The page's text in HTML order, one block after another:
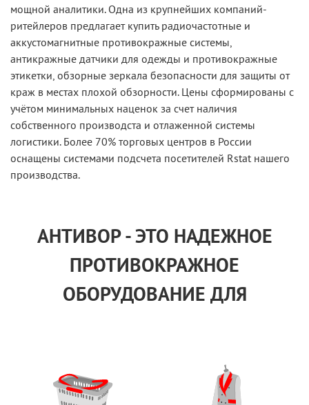
мощной аналитики. Одна из крупнейших компаний-
ритейлеров предлагает купить радиочастотные и
аккустомагнитные противокражные системы,
антикражные датчики для одежды и противокражные
этикетки, обзорные зеркала безопасности для защиты от
краж в местах плохой обзорности. Цены сформированы с
учётом минимальных наценок за счет наличия
собственного производста и отлаженной системы
логистики. Более 70% торговых центров в России
оснащены системами подсчета посетителей Rstat нашего
производства.
АНТИВОР - ЭТО НАДЕЖНОЕ
ПРОТИВОКРАЖНОЕ
ОБОРУДОВАНИЕ ДЛЯ